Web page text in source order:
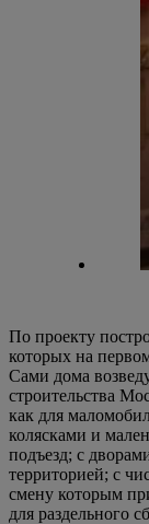
По проекту
которых на
Сами дома
строительства
как для
колясками и
подъезд; с
территорией; с
смену которым
для раздельного